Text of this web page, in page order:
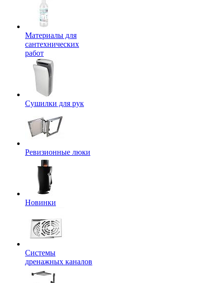
Материалы для
сантехнических
работ
Сушилки для рук
Ревизионные люки
Новинки
Системы
дренажных каналов